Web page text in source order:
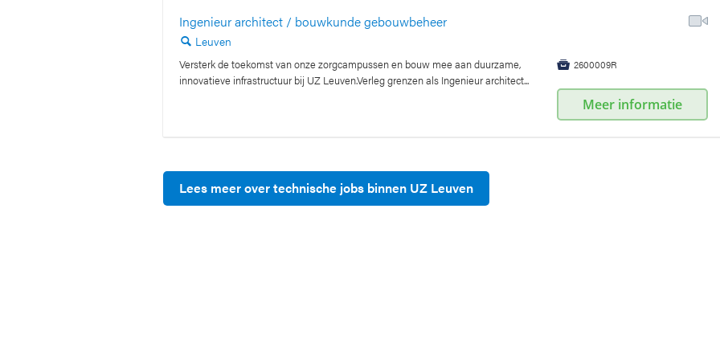
Ingenieur architect / bouwkunde gebouwbeheer
🔍 Leuven
Versterk de toekomst van onze zorgcampussen en bouw mee aan duurzame,
innovatieve infrastructuur bij UZ Leuven.Verleg grenzen als Ingenieur architect...
 2600009R
Meer informatie
Lees meer over technische jobs binnen UZ Leuven